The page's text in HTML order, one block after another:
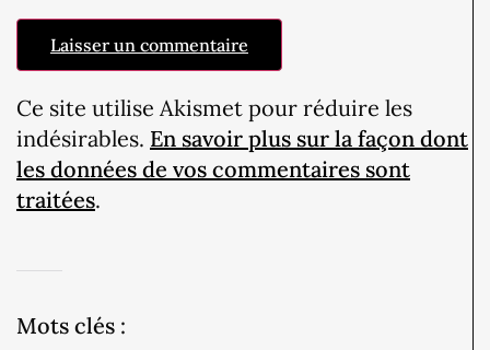
Ce site utilise Akismet pour réduire les
indésirables. En savoir plus sur la façon dont
les données de vos commentaires sont
traitées.
Mots clés :